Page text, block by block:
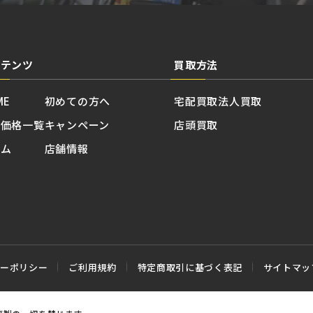
ンツ
格一覧
初めての方へ
キャンペーン
店舗情報
買取方法
宅配買取
店頭買取
法人買取
ポリシー ご利用規約 特定商取引に基づく表記 サイトマ